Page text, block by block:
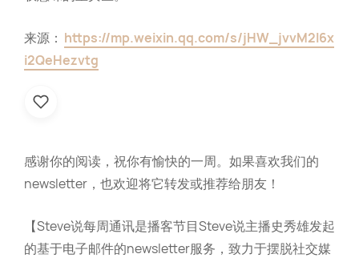
来源： https://mp.weixin.qq.com/s/jHW_jvvM2I6x
i2QeHezvtg
感谢你的阅读，祝你有愉快的一周。如果喜欢我们的
newsletter，也欢迎将它转发或推荐给朋友！
【Steve说每周通讯是播客节目Steve说主播史秀雄发起
的基于电子邮件的newsletter服务，致力于摆脱社交媒